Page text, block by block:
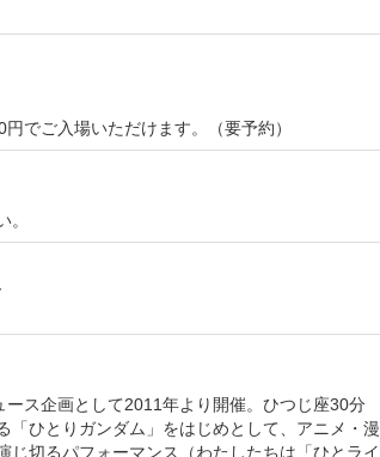
ご入場いただけます。（要予約）
ス企画として2011年より開催。ひつじ座30分
「ひとりガンダム」をはじめとして、アニメ・漫
切るパフォーマンス（わたしたちは「ひとライ